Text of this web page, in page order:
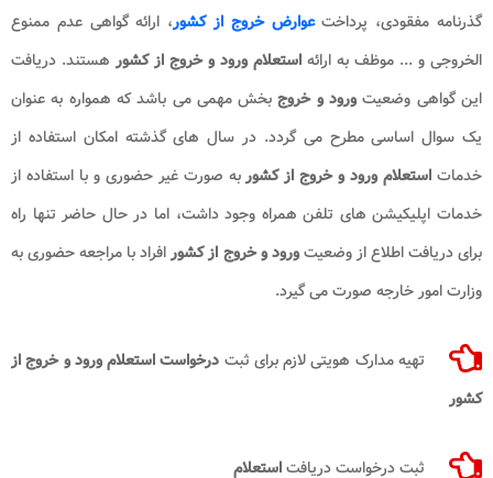
گذرنامه مفقودی، پرداختعوارض خروج از کشور، ارائه گواهی عدم ممنوع
الخروجی و ... موظف به ارائه استعلام ورود و خروج از کشورهستند. دریافت
این گواهی وضعیت ورود و خروجبخش مهمی می باشد که همواره به عنوان
یک سوال اساسی مطرح می گردد. در سال های گذشته امکان استفاده از
خدمات استعلام ورود و خروج از کشوربه صورت غیر حضوری و با استفاده از
خدمات اپلیکیشن های تلفن همراه وجود داشت، اما در حال حاضر تنها راه
برای دریافت اطلاع از وضعیتورود و خروج از کشورافراد با مراجعه حضوری به
وزارت امور خارجه صورت می گیرد.
تهیه مدارک هویتی لازم برای ثبت درخواست استعلام ورود و خروج از
کشور
ثبت درخواست دریافتاستعلام